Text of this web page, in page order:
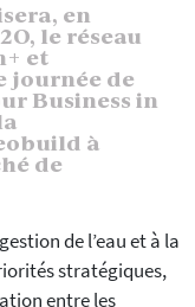
en
le réseau
et
journée de
Business in
à
de
de l’eau et à la
stratégiques,
entre les